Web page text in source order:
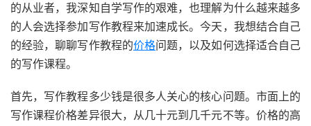
的从业者，我深知自学写作的艰难，也理解为什么越来越多
的人会选择参加写作教程来加速成长。今天，我想结合自己
的经验，聊聊写作教程的价格问题，以及如何选择适合自己
的写作课程。
首先，写作教程多少钱是很多人关心的核心问题。市面上的
写作课程价格差异很大，从几十元到几千元不等。价格的高